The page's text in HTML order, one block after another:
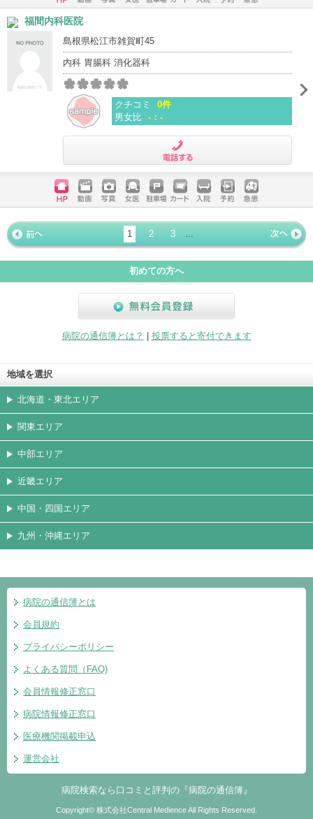
ホームペ
ージ
動画 写真 女医 駐車場
クレジッ
入院 予約 急患
福間内科医院
島根県松江市雑賀町45
内科 胃腸科 消化器科
クチコミ
0件
男女比 -：-
ホームペ
ージ
動画 写真 女医 駐車場
クレジッ
トカード
入院 予約 急患
« 前ペー
ジ
1 2 3
次ページ
»
初めての方へ
病院の通信簿とは？
投票すると寄付できます
地域を選択
北海道・東北エリア
関東エリア
中部エリア
近畿エリア
中国・四国エリア
九州・沖縄エリア
病院の通信簿とは
会員規約
プライバシーポリシー
よくある質問（FAQ)
会員情報修正窓口
病院情報修正窓口
医療機関掲載申込
運営会社
病院検索なら口コミと評判の『病院の通信簿』
Copyright© 株式会社Central Medience All Rights Reserved.